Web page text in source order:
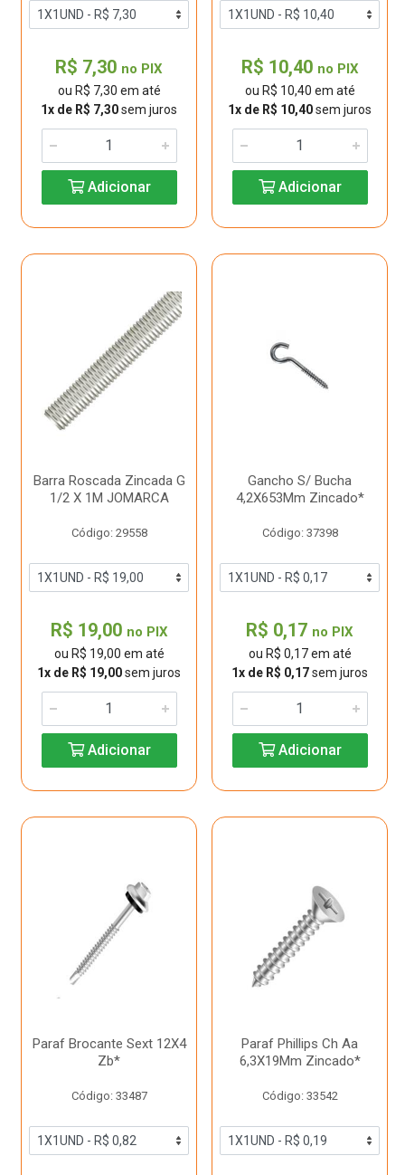
R$ 7,30 no PIX
ou R$ 7,30 em até
1x de R$ 7,30sem juros
Adicionar
R$ 10,40 no PIX
ou R$ 10,40 em até
1x de R$ 10,40sem juros
Adicionar
Barra Roscada Zincada G
1/2 X 1M JOMARCA
Código: 29558
R$ 19,00 no PIX
ou R$ 19,00 em até
1x de R$ 19,00sem juros
Adicionar
Gancho S/ Bucha
4,2X653Mm Zincado*
Código: 37398
R$ 0,17 no PIX
ou R$ 0,17 em até
1x de R$ 0,17sem juros
Adicionar
Paraf Brocante Sext 12X4
Zb*
Código: 33487
Paraf Phillips Ch Aa
6,3X19Mm Zincado*
Código: 33542